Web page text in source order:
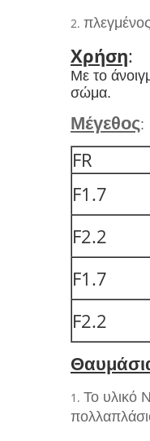
2.
Χρήση:
Με το
σώμα.
Μέγεθος:
FR
F1.7
F2.2
F1.7
F2.2
1. Το υλικό